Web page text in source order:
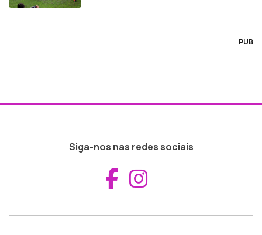
PUB
Siga-nos nas redes sociais
Aceder ao